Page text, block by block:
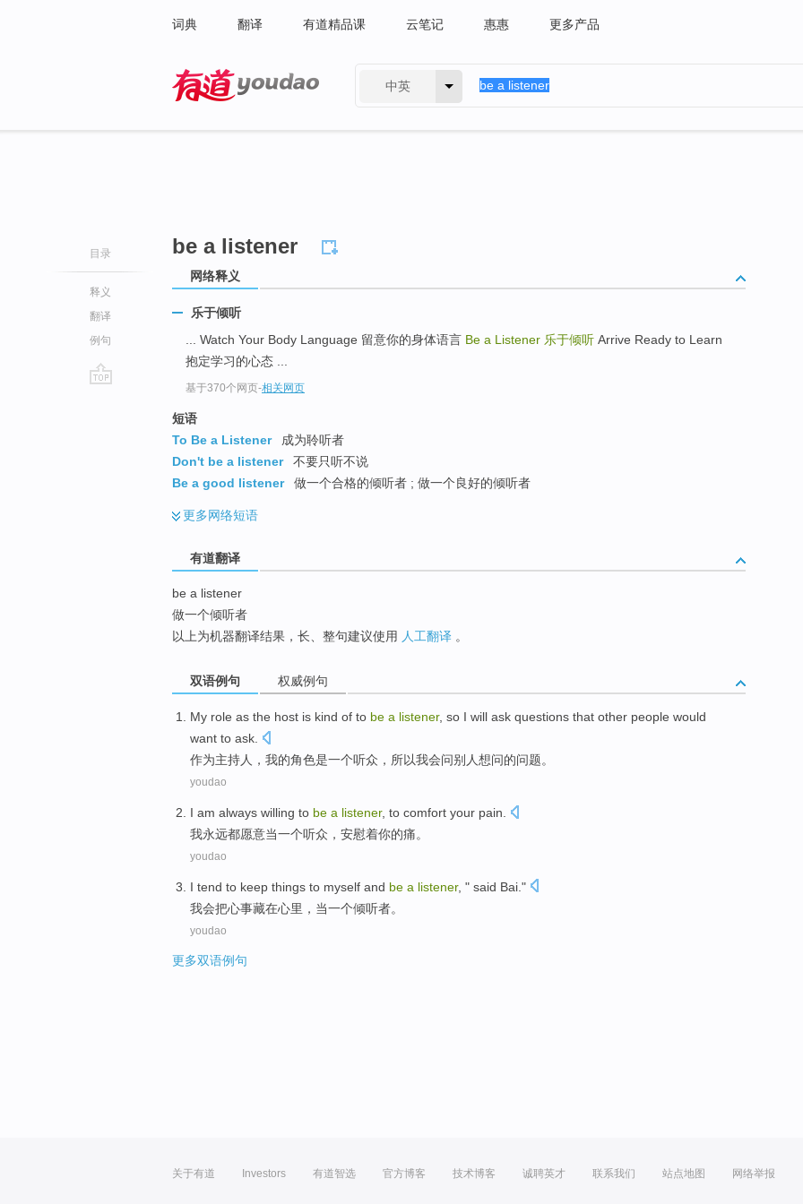
词典 翻译 有道精品课 云笔记 惠惠 更多产品
中英
目录
释义
翻译
例句
be a listener
网络释义
乐于倾听
... Watch Your Body Language 留意你的身体语言 Be a Listener 乐于倾听 Arrive Ready to Learn
抱定学习的心态 ...
基于370个网页-相关网页
短语
To Be a Listener
成为聆听者
Don't be a listener
不要只听不说
Be a good listener
做一个合格的倾听者 ; 做一个良好的倾听者
更多网络短语
有道翻译
be a listener
做一个倾听者
以上为机器翻译结果，长、整句建议使用 人工翻译 。
双语例句 权威例句
My role as the host is kind of to be a listener, so I will ask questions that other people would
want to ask.
作为主持人，我的角色是一个听众，所以我会问别人想问的问题。
youdao
I am always willing to be a listener, to comfort your pain
我永远都愿意当一个听众 ， 安慰着你的痛。
youdao
I tend to keep things to myself and be a listener, " said Bai ."
我会把心事藏在心里 ， 当一个倾听者。
youdao
更多双语例句
关于有道 Investors 有道智选 官方博客 技术博客 诚聘英才 联系我们 站点地图 网络举报